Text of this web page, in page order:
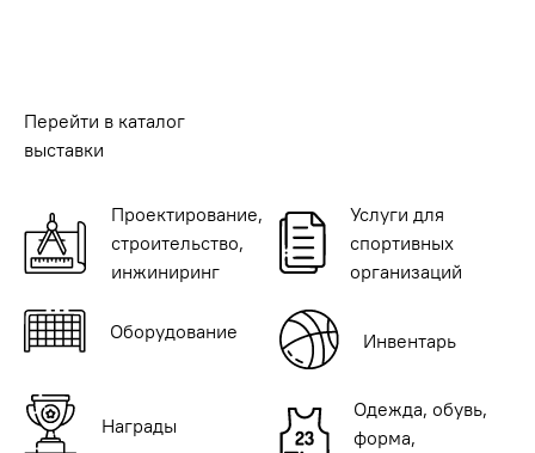
Перейти в каталог
выставки
Проектирование,
строительство,
инжиниринг
Услуги для
спортивных
организаций
Оборудование Инвентарь
Награды
Одежда, обувь,
форма,